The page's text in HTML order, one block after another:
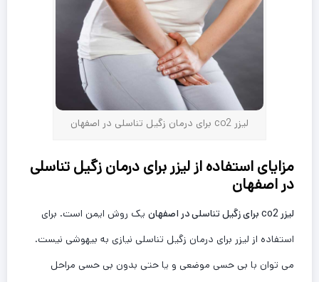
لیزر co2 برای درمان زگیل تناسلی در اصفهان
مزایای استفاده از لیزر برای درمان زگیل تناسلی
در اصفهان
لیزر co2 برای زگیل تناسلی در اصفهان
یک روش ایمن است. برای
استفاده از لیزر برای درمان زگیل تناسلی نیازی به بیهوشی نیست.
می توان با بی حسی موضعی و یا حتی بدون بی حسی مراحل